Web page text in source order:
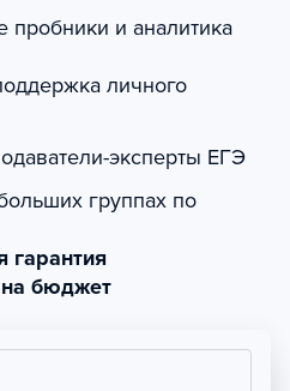
и аналитика
личного
эксперты ЕГЭ
группах по
гарантия
на бюджет